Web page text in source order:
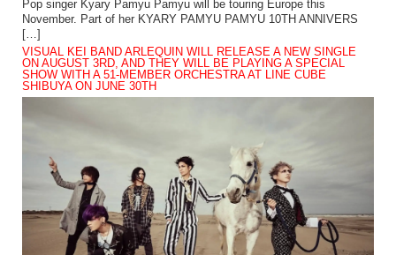
Pop singer Kyary Pamyu Pamyu will be touring Europe this
November. Part of her KYARY PAMYU PAMYU 10TH ANNIVERS
[…]
VISUAL KEI BAND ARLEQUIN WILL RELEASE A NEW SINGLE
ON AUGUST 3RD, AND THEY WILL BE PLAYING A SPECIAL
SHOW WITH A 51-MEMBER ORCHESTRA AT LINE CUBE
SHIBUYA ON JUNE 30TH